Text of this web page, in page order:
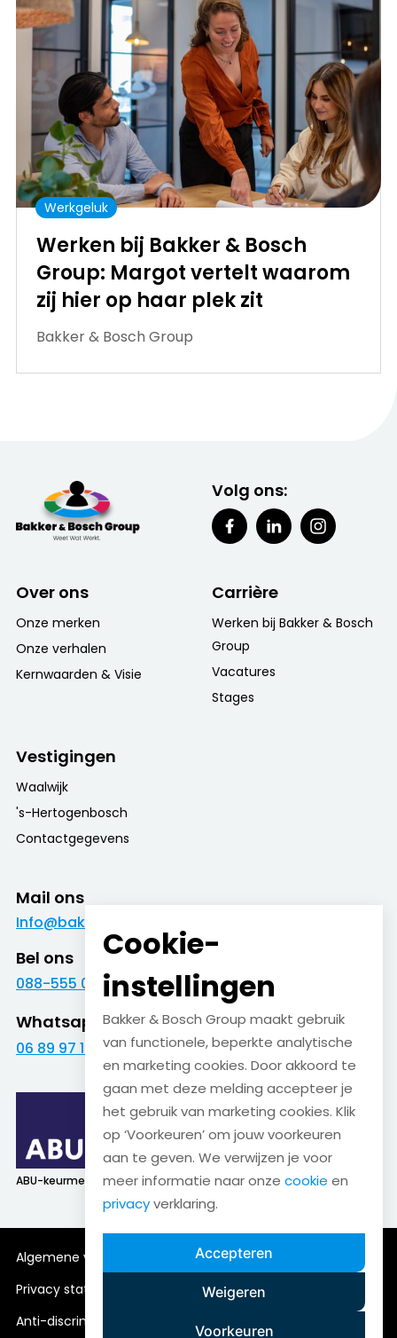
Werkgeluk
Werken bij Bakker & Bosch
Group: Margot vertelt waarom
zij hier op haar plek zit
Bakker & Bosch Group
Volg ons:
Over ons
Onze merken
Onze verhalen
Kernwaarden & Visie
Carrière
Werken bij Bakker & Bosch
Group
Vacatures
Stages
Vestigingen
Waalwijk
's-Hertogenbosch
Contactgegevens
Mail ons
Info@bakkerenboschgroup.nl
Bel ons
088-555 09 09
Whatsapp
06 89 97 16 01
ABU-keurmerk SNA-keurmerk
Algemene voorwaarden
Cookieverklaring
Disclaimer
Privacy statement
Anti-discriminatiebeleid
Cookie-
instellingen
Bakker & Bosch Group maakt gebruik
van functionele, beperkte analytische
en marketing cookies. Door akkoord te
gaan met deze melding accepteer je
het gebruik van marketing cookies. Klik
op ‘Voorkeuren’ om jouw voorkeuren
aan te geven. We verwijzen je voor
meer informatie naar onze cookie en
privacyverklaring.
Accepteren
Weigeren
Voorkeuren